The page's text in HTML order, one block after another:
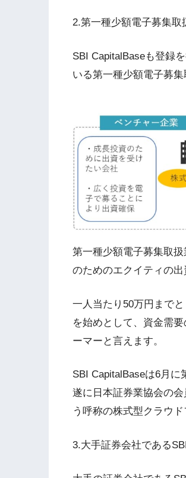
2.第一種少額電子募集取
SBI CapitalBaseも登録
いる第一種少額電子募
第一種少額電子募集取
のためのエクイティの出
一人当たり50万円まで
を始めとして、資金需
ーマーと言えます。
SBI CapitalBaseは6月
遂に日本証券業協会の
う呼称の株式型クラウ
3.大手証券会社である